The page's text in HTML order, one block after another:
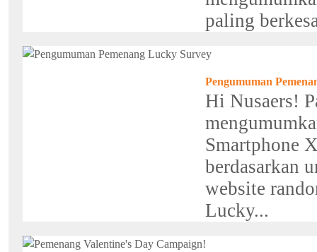
paling
Pengumuman
Hi Nusaers!
Smartphone
berdasarkan
website
Lucky...